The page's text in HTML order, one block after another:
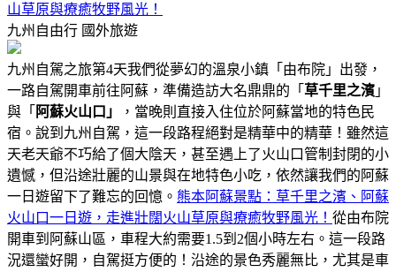
山草原與療癒牧野風光！
九州自由行 國外旅遊
九州自駕之旅第4天我們從夢幻的溫泉小鎮「由布院」出發，
一路自駕開車前往阿蘇，準備造訪大名鼎鼎的「 草千里之濱 」
與「 阿蘇火山口」
，當晚則直接入住位於阿蘇當地的特色民
宿。說到九州自駕，這一段路程絕對是精華中的精華！雖然這
天老天爺不巧給了個大陰天，甚至遇上了火山口管制封閉的小
遺憾，但沿途壯麗的山景與在地特色小吃，依然讓我們的阿蘇
一日遊留下了難忘的回憶。 熊本阿蘇景點：草千里之濱、阿蘇
火山口一日遊，走進壯闊火山草原與療癒牧野風光！ 從由布院
開車到阿蘇山區，車程大約需要1.5到2個小時左右。這一段路
況還蠻好開，自駕挺方便的！沿途的景色秀麗無比，尤其是車